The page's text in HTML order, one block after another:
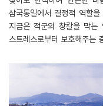
삼국통일에서 결정적 역할
지금은 적군의 창칼을 막는
스트레스로부터 보호해주는